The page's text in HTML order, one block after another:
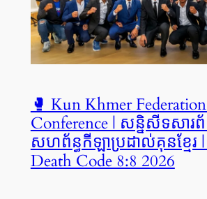
🥊 Kun Khmer Federation
Conference | សន្និសីទសារ
សហព័ន្ធកីឡាប្រដាល់គុនខ្មែ
Death Code 8:8 2026